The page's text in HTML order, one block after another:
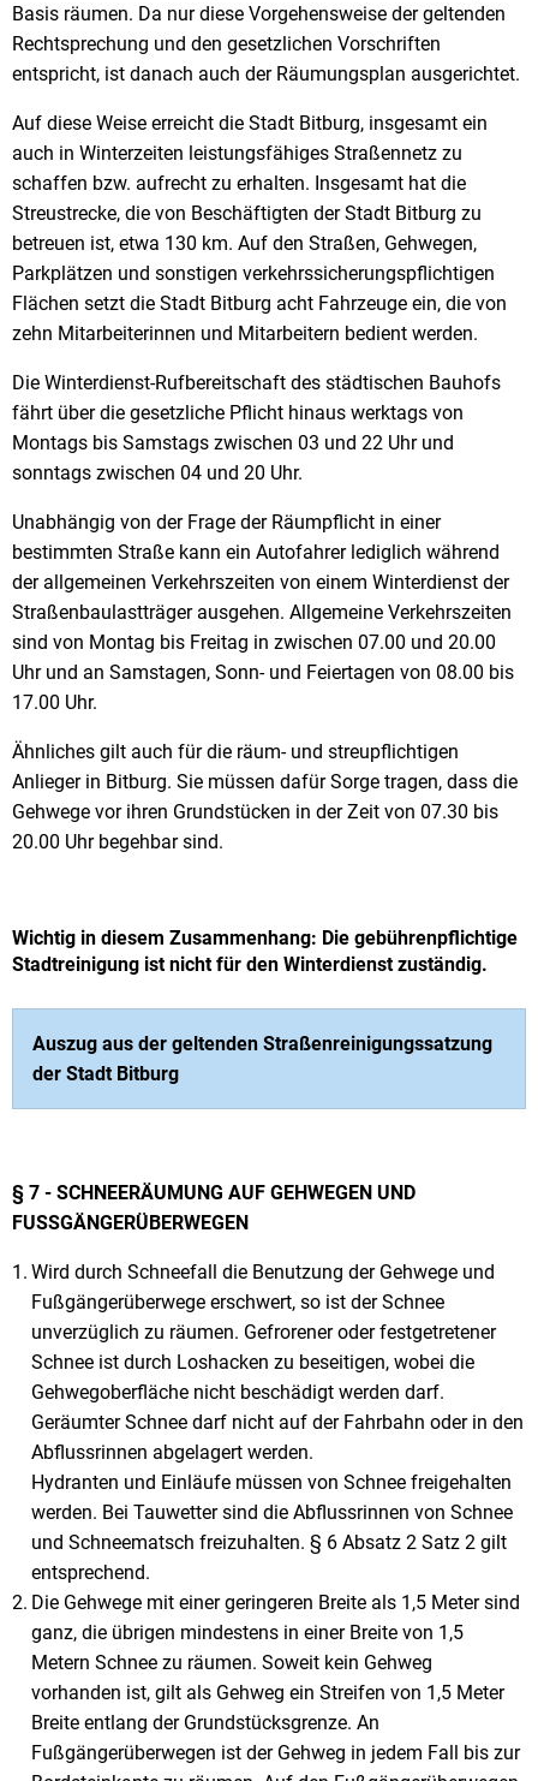
Basis räumen. Da nur diese Vorgehensweise der geltenden
Rechtsprechung und den gesetzlichen Vorschriften
entspricht, ist danach auch der Räumungsplan ausgerichtet.
Auf diese Weise erreicht die Stadt Bitburg, insgesamt ein
auch in Winterzeiten leistungsfähiges Straßennetz zu
schaffen bzw. aufrecht zu erhalten. Insgesamt hat die
Streustrecke, die von Beschäftigten der Stadt Bitburg zu
betreuen ist, etwa 130 km. Auf den Straßen, Gehwegen,
Parkplätzen und sonstigen verkehrssicherungspflichtigen
Flächen setzt die Stadt Bitburg acht Fahrzeuge ein, die von
zehn Mitarbeiterinnen und Mitarbeitern bedient werden.
Die Winterdienst-Rufbereitschaft des städtischen Bauhofs
fährt über die gesetzliche Pflicht hinaus werktags von
Montags bis Samstags zwischen 03 und 22 Uhr und
sonntags zwischen 04 und 20 Uhr.
Unabhängig von der Frage der Räumpflicht in einer
bestimmten Straße kann ein Autofahrer lediglich während
der allgemeinen Verkehrszeiten von einem Winterdienst der
Straßenbaulastträger ausgehen. Allgemeine Verkehrszeiten
sind von Montag bis Freitag in zwischen 07.00 und 20.00
Uhr und an Samstagen, Sonn- und Feiertagen von 08.00 bis
17.00 Uhr.
Ähnliches gilt auch für die räum- und streupflichtigen
Anlieger in Bitburg. Sie müssen dafür Sorge tragen, dass die
Gehwege vor ihren Grundstücken in der Zeit von 07.30 bis
20.00 Uhr begehbar sind.
Wichtig in diesem Zusammenhang: Die gebührenpflichtige
Stadtreinigung ist nicht für den Winterdienst zuständig.
Auszug aus der geltenden Straßenreinigungssatzung
der Stadt Bitburg
§ 7 - SCHNEERÄUMUNG AUF GEHWEGEN UND
FUSSGÄNGERÜBERWEGEN
Wird durch Schneefall die Benutzung der Gehwege und
Fußgängerüberwege erschwert, so ist der Schnee
unverzüglich zu räumen. Gefrorener oder festgetretener
Schnee ist durch Loshacken zu beseitigen, wobei die
Gehwegoberfläche nicht beschädigt werden darf.
Geräumter Schnee darf nicht auf der Fahrbahn oder in den
Abflussrinnen abgelagert werden.
Hydranten und Einläufe müssen von Schnee freigehalten
werden. Bei Tauwetter sind die Abflussrinnen von Schnee
und Schneematsch freizuhalten. § 6 Absatz 2 Satz 2 gilt
entsprechend.
Die Gehwege mit einer geringeren Breite als 1,5 Meter sind
ganz, die übrigen mindestens in einer Breite von 1,5
Metern Schnee zu räumen. Soweit kein Gehweg
vorhanden ist, gilt als Gehweg ein Streifen von 1,5 Meter
Breite entlang der Grundstücksgrenze. An
Fußgängerüberwegen ist der Gehweg in jedem Fall bis zur